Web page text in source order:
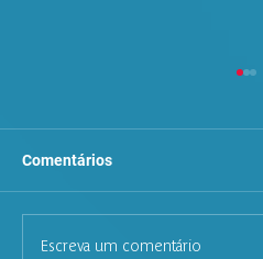
Comentários
Escreva um comentário